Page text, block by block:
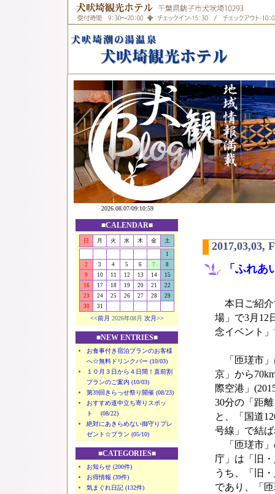
■CALENDAR■
日 月 火 水 木 金 土
1
2
3 4 5 6 7
8
9
10 11 12 13 14
15
16
17 18 19 20 21
22
23
24 25 26 27 28
29
30
31
<<前月 2026年08月 次月>>
■NEW ENTRIES■
お食事付き宿泊プランのお客様
へ☆無料ドリンクバー (10/03)
１０月３日から４日間！直前割
プランのご案内 (10/03)
第39回きらっせ祭り開催 (08/23)
おすすめ道中立ち寄りスポッ
ト (08/22)
絶対にあきらめない御守りプレ
ゼント☆プラン (05/10)
■CATEGORIES■
お知らせ (200件)
お得情報 (39件)
気まぐれ日記 (132件)
2017,03,03,
「ふれ
本日ご紹介
場」で3月12
念イベント
「匝瑳市」
京」から
際空港」
30分の「距
と、「国道
号線」で結
「匝瑳市」
庁」は「旧
うち、「旧
であり、「